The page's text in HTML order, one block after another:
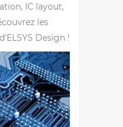
IC layout,
les
Design !